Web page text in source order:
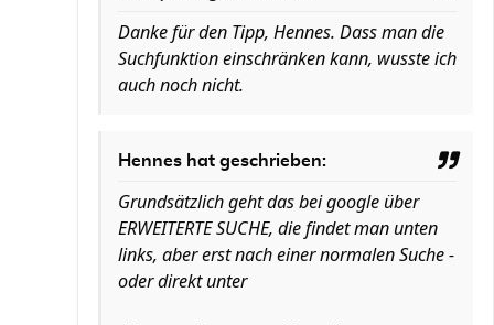
Danke für den Tipp, Hennes. Dass man die
Suchfunktion einschränken kann, wusste ich
auch noch nicht.
Hennes hat geschrieben:
Grundsätzlich geht das bei google über
ERWEITERTE SUCHE, die findet man unten
links, aber erst nach einer normalen Suche -
oder direkt unter